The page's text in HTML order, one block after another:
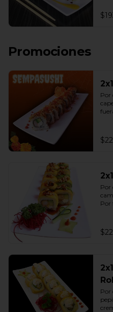
Promociones
Por
Por
Por
Por